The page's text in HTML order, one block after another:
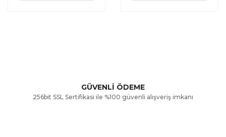
GÜVENLİ ÖDEME
256bit SSL Sertifikası ile %100 güvenli alışveriş imkanı